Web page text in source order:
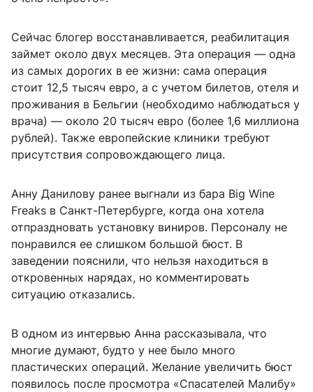
Сейчас блогер восстанавливается, реабилитация
займет около двух месяцев. Эта операция — одна
из самых дорогих в ее жизни: сама операция
стоит 12,5 тысяч евро, а с учетом билетов, отеля и
проживания в Бельгии (необходимо наблюдаться у
врача) — около 20 тысяч евро (более 1,6 миллиона
рублей). Также европейские клиники требуют
присутствия сопровождающего лица.
Анну Данилову ранее выгнали из бара Big Wine
Freaks в Санкт-Петербурге, когда она хотела
отпраздновать установку виниров. Персоналу не
понравился ее слишком большой бюст. В
заведении пояснили, что нельзя находиться в
откровенных нарядах, но комментировать
ситуацию отказались.
В одном из интервью Анна рассказывала, что
многие думают, будто у нее было много
пластических операций. Желание увеличить бюст
появилось после просмотра «Спасателей Малибу»